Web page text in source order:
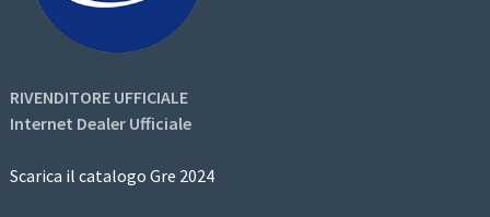
RIVENDITORE UFFICIALE
Internet Dealer Ufficiale
Scarica il catalogo Gre 2024